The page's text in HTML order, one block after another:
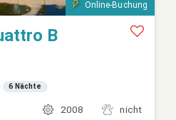
Online-Buchung
B
6 Nächte
2008
nicht